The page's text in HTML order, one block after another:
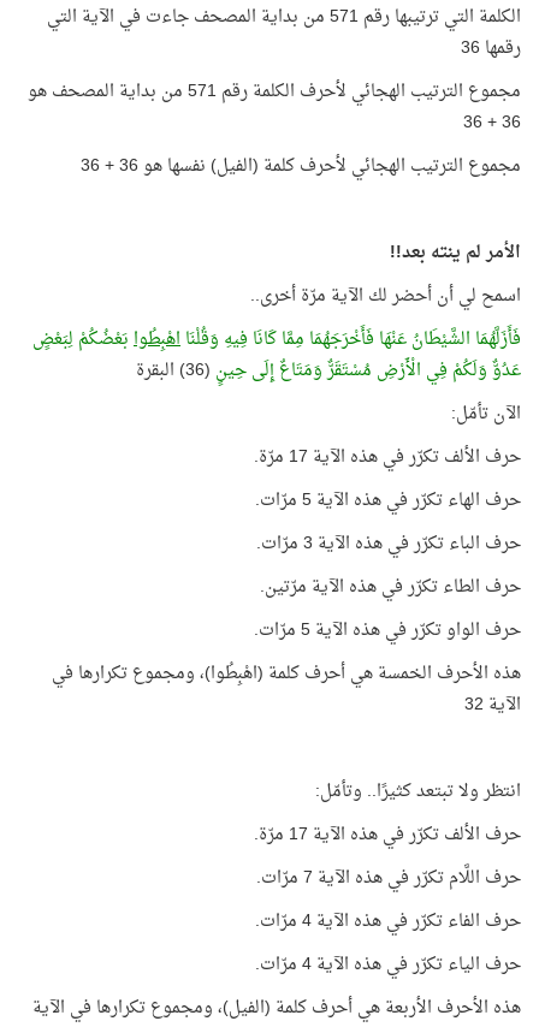
الكلمة التي ترتيبها رقم 571 من بداية المصحف جاءت في الآية التي
رقمها 36
مجموع الترتيب الهجائي لأحرف الكلمة رقم 571 من بداية المصحف هو
36 + 36
مجموع الترتيب الهجائي لأحرف كلمة (الفيل) نفسها هو 36 + 36
الأمر لم ينته بعد!!
اسمح لي أن أحضر لك الآية مرّة أخرى..
فَأَزَلَّهُمَا الشَّيْطَانُ عَنْهَا فَأَخْرَجَهُمَا مِمَّا كَانَا فِيهِ وَقُلْنَااهْبِطُوابَعْضُكُمْ لِبَعْضٍ
عَدُوٌّ وَلَكُمْ فِي الْأَرْضِ مُسْتَقَرٌّ وَمَتَاعٌ إِلَى حِينٍ (36) البقرة
الآن تأمّل:
حرف الألف تكرّر في هذه الآية 17 مرّة.
حرف الهاء تكرّر في هذه الآية 5 مرّات.
حرف الباء تكرّر في هذه الآية 3 مرّات.
حرف الطاء تكرّر في هذه الآية مرّتين.
حرف الواو تكرّر في هذه الآية 5 مرّات.
هذه الأحرف الخمسة هي أحرف كلمة (اهْبِطُوا)، ومجموع تكرارها في
الآية 32
انتظر ولا تبتعد كثيرًا.. وتأمّل:
حرف الألف تكرّر في هذه الآية 17 مرّة.
حرف اللَّام تكرّر في هذه الآية 7 مرّات.
حرف الفاء تكرّر في هذه الآية 4 مرّات.
حرف الياء تكرّر في هذه الآية 4 مرّات.
هذه الأحرف الأربعة هي أحرف كلمة (الفيل)، ومجموع تكرارها في الآية